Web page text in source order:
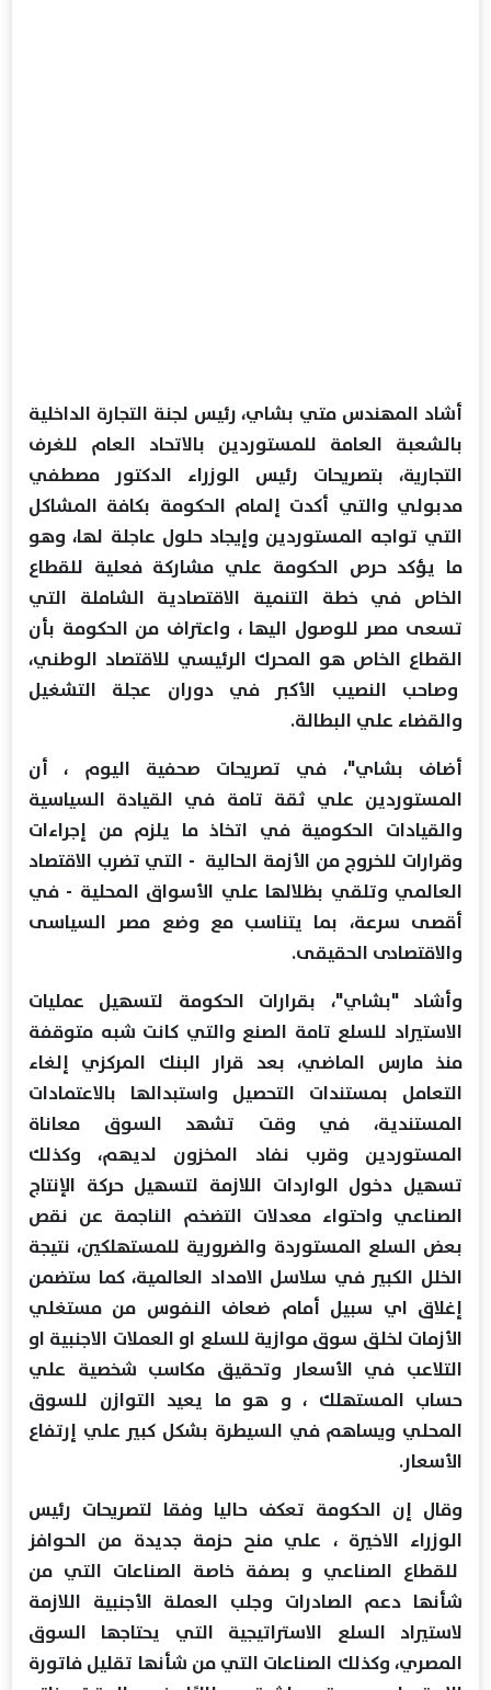
أشاد المهندس متي بشاي، رئيس لجنة التجارة الداخلية
بالشعبة العامة للمستوردين بالاتحاد العام للغرف
التجارية، بتصريحات رئيس الوزراء الدكتور مصطفي
مدبولي والتي أكدت إلمام الحكومة بكافة المشاكل
التي تواجه المستوردين وإيجاد حلول عاجلة لها، وهو
ما يؤكد حرص الحكومة علي مشاركة فعلية للقطاع
الخاص في خطة التنمية الاقتصادية الشاملة التي
تسعى مصر للوصول اليها ، واعتراف من الحكومة بأن
القطاع الخاص هو المحرك الرئيسي للاقتصاد الوطني،
وصاحب النصيب الأكبر في دوران عجلة التشغيل
والقضاء علي البطالة.
أضاف بشاي"، في تصريحات صحفية اليوم ، أن
المستوردين علي ثقة تامة في القيادة السياسية
والقيادات الحكومية في اتخاذ ما يلزم من إجراءات
وقرارات للخروج من الأزمة الحالية - التي تضرب الاقتصاد
العالمي وتلقي بظلالها علي الأسواق المحلية - في
أقصى سرعة، بما يتناسب مع وضع مصر السياسى
والاقتصادى الحقيقى.
وأشاد "بشاي"، بقرارات الحكومة لتسهيل عمليات
الاستيراد للسلع تامة الصنع والتي كانت شبه متوقفة
منذ مارس الماضي، بعد قرار البنك المركزي إلغاء
التعامل بمستندات التحصيل واستبدالها بالاعتمادات
المستندية، في وقت تشهد السوق معاناة
المستوردين وقرب نفاد المخزون لديهم، وكذلك
تسهيل دخول الواردات اللازمة لتسهيل حركة الإنتاج
الصناعي واحتواء معدلات التضخم الناجمة عن نقص
بعض السلع المستوردة والضرورية للمستهلكين، نتيجة
الخلل الكبير في سلاسل الامداد العالمية، كما ستضمن
إغلاق اي سبيل أمام ضعاف النفوس من مستغلي
الأزمات لخلق سوق موازية للسلع او العملات الاجنبية او
التلاعب في الأسعار وتحقيق مكاسب شخصية علي
حساب المستهلك ، و هو ما يعيد التوازن للسوق
المحلي ويساهم في السيطرة بشكل كبير علي إرتفاع
الأسعار.
وقال إن الحكومة تعكف حاليا وفقا لتصريحات رئيس
الوزراء الاخيرة ، علي منح حزمة جديدة من الحوافز
للقطاع الصناعي و بصفة خاصة الصناعات التي من
شأنها دعم الصادرات وجلب العملة الأجنبية اللازمة
لاستيراد السلع الاستراتيجية التي يحتاجها السوق
المصري، وكذلك الصناعات التي من شأنها تقليل فاتورة